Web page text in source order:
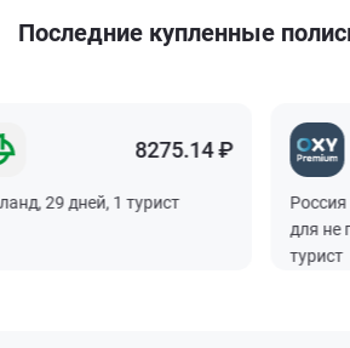
Последние купленные
8275.14 ₽
29 дней, 1 турист
Россия
для не
турист